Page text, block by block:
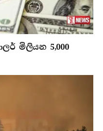
මිලියන 5,000